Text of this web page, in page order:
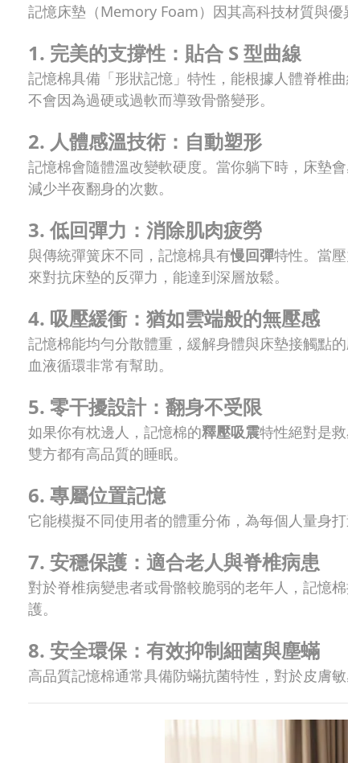
記憶床墊（Memory Foam）因其高科技材質與優
1. 完美的支撐性：貼合 S 型曲線
記憶棉具備「形狀記憶」特性，能根據人體脊椎曲
不會因為過硬或過軟而導致骨骼變形。
2. 人體感溫技術：自動塑形
記憶棉會隨體溫改變軟硬度。當你躺下時，床墊會
減少半夜翻身的次數。
3. 低回彈力：消除肌肉疲勞
與傳統彈簧床不同，記憶棉具有慢回彈特性。當壓
來對抗床墊的反彈力，能達到深層放鬆。
4. 吸壓緩衝：猶如雲端般的無壓感
記憶棉能均勻分散體重，緩解身體與床墊接觸點的
血液循環非常有幫助。
5. 零干擾設計：翻身不受限
如果你有枕邊人，記憶棉的釋壓吸震特性絕對是救
雙方都有高品質的睡眠。
6. 專屬位置記憶
它能模擬不同使用者的體重分佈，為每個人量身打
7. 安穩保護：適合老人與脊椎病患
對於脊椎病變患者或骨骼較脆弱的老年人，記憶棉
護。
8. 安全環保：有效抑制細菌與塵蟎
高品質記憶棉通常具備防蟎抗菌特性，對於皮膚敏